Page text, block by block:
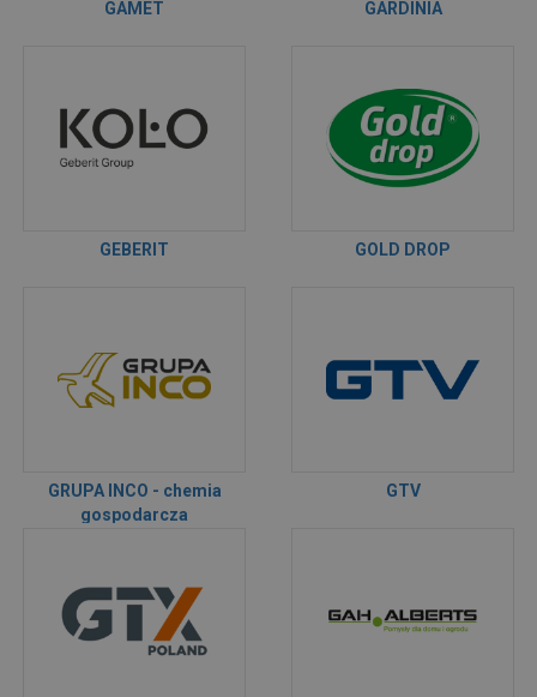
GAMET GARDINIA
GEBERIT GOLD DROP
GRUPA INCO - chemia
gospodarcza
GTV